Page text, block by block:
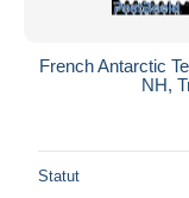
French Antarctic
NH,
Statut